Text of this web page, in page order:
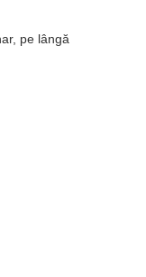
pe lângă